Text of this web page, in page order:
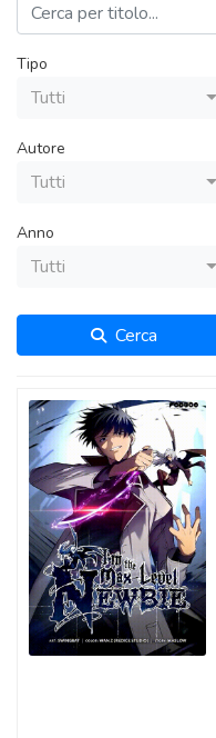
Tipo
Tutti
Autore
Tutti
Anno
Tutti
Cerca